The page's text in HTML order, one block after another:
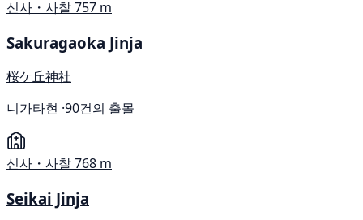
신사・사찰757 m
Sakuragaoka Jinja
桜ケ丘神社
니가타현 ·90건의 출몰
신사・사찰768 m
Seikai Jinja